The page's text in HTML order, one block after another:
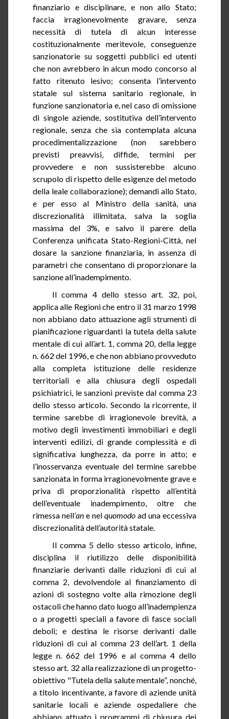
finanziario e disciplinare, e non allo Stato;
faccia irragionevolmente gravare, senza
necessità di tutela di alcun interesse
costituzionalmente meritevole, conseguenze
sanzionatorie su soggetti pubblici ed utenti
che non avrebbero in alcun modo concorso al
fatto ritenuto lesivo; consenta l’intervento
statale sul sistema sanitario regionale, in
funzione sanzionatoria e, nel caso di omissione
di singole aziende, sostitutiva dell’intervento
regionale, senza che sia contemplata alcuna
procedimentalizzazione (non sarebbero
previsti preavvisi, diffide, termini per
provvedere e non sussisterebbe alcuno
scrupolo di rispetto delle esigenze del metodo
della leale collaborazione); demandi allo Stato,
e per esso al Ministro della sanità, una
discrezionalità illimitata, salva la soglia
massima del 3%, e salvo il parere della
Conferenza unificata Stato-Regioni-Città , nel
dosare la sanzione finanziaria, in assenza di
parametri che consentano di proporzionare la
sanzione all’inadempimento.
Il comma 4dello stesso art. 32, poi,
applica alle Regioni che entro il 31 marzo 1998
non abbiano dato attuazione agli strumenti di
pianificazione riguardanti la tutela della salute
mentale di cui all’art. 1, comma 20, della legge
n. 662 del 1996, e che non abbiano provveduto
alla completa istituzione delle residenze
territoriali e alla chiusura degli ospedali
psichiatrici, le sanzioni previste dal comma 23
dello stesso articolo. Secondo la ricorrente, il
termine sarebbe di irragionevole brevità, a
motivo degli investimenti immobiliari e degli
interventi edilizi, di grande complessità e di
significativa lunghezza, da porre in atto; e
l’inosservanza eventuale del termine sarebbe
sanzionata in forma irragionevolmente grave e
priva di proporzionalità rispetto all’entità
dell’eventuale inadempimento, oltre che
rimessa nell’an e nel quomodo ad una eccessiva
discrezionalità dell’autorità statale.
Il comma 5 dello stesso articolo, infine,
disciplina il riutilizzo delle disponibilità
finanziarie derivanti dalle riduzioni di cui al
comma 2, devolvendole al finanziamento di
azioni di sostegno volte alla rimozione degli
ostacoli che hanno dato luogo all’inadempienza
o a progetti speciali a favore di fasce sociali
deboli; e destina le risorse derivanti dalle
riduzioni di cui al comma 23 dell’art. 1 della
legge n. 662 del 1996 e al comma 4 dello
stesso art. 32 alla realizzazione di un progetto-
obiettivo "Tutela della salute mentale”, nonché,
a titolo incentivante, a favore di aziende unità
sanitarie locali e aziende ospedaliere che
abbiano attuato i programmi di chiusura dei